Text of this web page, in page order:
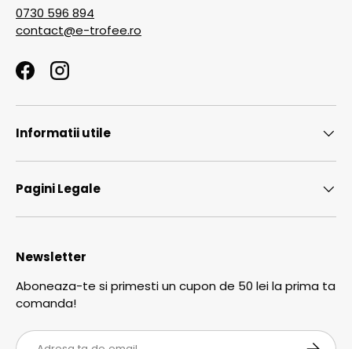
0730 596 894
contact@e-trofee.ro
FacebookInstagram
Informatii utile
Pagini Legale
Newsletter
Aboneaza-te si primesti un cupon de 50 lei la prima ta
comanda!
Email